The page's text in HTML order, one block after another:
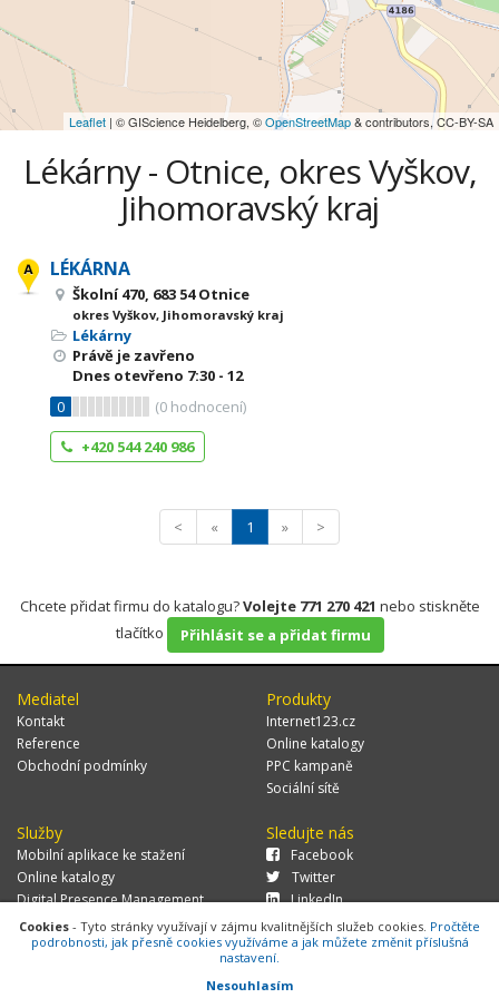
Leaflet | © GIScience Heidelberg, ©OpenStreetMap& contributors, CC-BY-SA
Lékárny - Otnice, okres Vyškov,
Jihomoravský kraj
LÉKÁRNA
Školní 470, 683 54 Otnice
okres Vyškov, Jihomoravský kraj
Lékárny
Právě je zavřeno
Dnes otevřeno 7:30 - 12
0
(0 hodnocení)
+420 544 240 986
< « 1 » >
Chcete přidat firmu do katalogu?Volejte 771 270 421 nebo stiskněte
tlačítko
Přihlásit se a přidat firmu
Mediatel
Kontakt
Reference
Obchodní podmínky
Produkty
Internet123.cz
Online katalogy
PPC kampaně
Sociální sítě
Služby
Mobilní aplikace ke stažení
Online katalogy
Digital Presence Management
Více zákazníků
Sledujte nás
Facebook
Twitter
LinkedIn
© 2026 MEDIATEL CZ, s.r.o.,Za Potokem 46/4, 106 00 Praha 10, tel.:
Cookies - Tyto stránky využívají v zájmu kvalitnějších služeb cookies. Pročtěte
podrobnosti, jak přesně cookies využíváme a jak můžete změnit příslušná
nastavení.
Nesouhlasím